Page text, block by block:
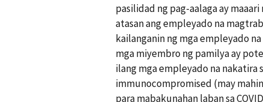
pasilidad ng pag-aalaga ay
atasan ang empleyado na
kailanganin ng mga empleyado
mga miyembro ng pamilya ay
ilang mga empleyado na nakatira
immunocompromised (may
para mabakunahan laban sa